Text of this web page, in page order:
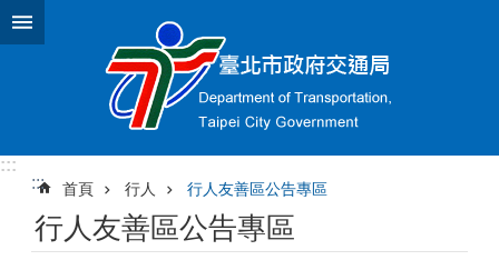
跳到主要內容區塊
:::
:::
首頁 行人 行人友善區公告專區
行人友善區公告專區